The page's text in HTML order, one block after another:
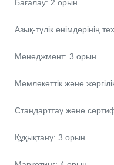
Бағалау: 2 орын
Азық-түлік өнімдерінің
Менеджмент: 3 орын
Мемлекеттік және
Стандарттау және
Құқықтану: 3 орын